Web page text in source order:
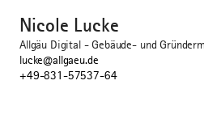
Nicole Lucke
Allgäu Digital - Gebäude- und
lucke@allgaeu.de
+49-831-57537-64